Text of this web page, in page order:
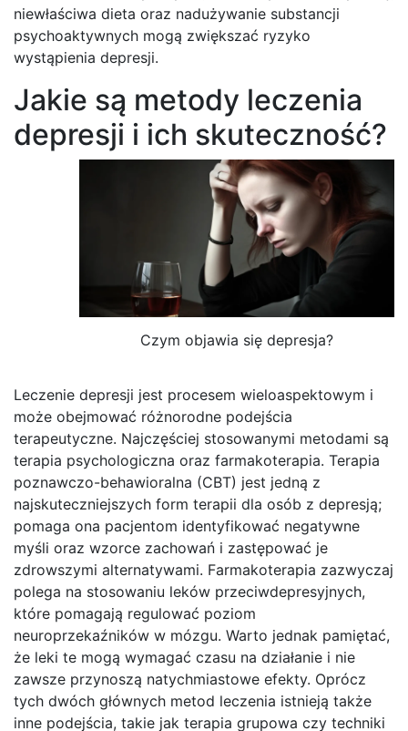
niewłaściwa dieta oraz nadużywanie substancji
psychoaktywnych mogą zwiększać ryzyko
wystąpienia depresji.
Jakie są metody leczenia
depresji i ich skuteczność?
Czym objawia się depresja?
Leczenie depresji jest procesem wieloaspektowym i
może obejmować różnorodne podejścia
terapeutyczne. Najczęściej stosowanymi metodami są
terapia psychologiczna oraz farmakoterapia. Terapia
poznawczo-behawioralna (CBT) jest jedną z
najskuteczniejszych form terapii dla osób z depresją;
pomaga ona pacjentom identyfikować negatywne
myśli oraz wzorce zachowań i zastępować je
zdrowszymi alternatywami. Farmakoterapia zazwyczaj
polega na stosowaniu leków przeciwdepresyjnych,
które pomagają regulować poziom
neuroprzekaźników w mózgu. Warto jednak pamiętać,
że leki te mogą wymagać czasu na działanie i nie
zawsze przynoszą natychmiastowe efekty. Oprócz
tych dwóch głównych metod leczenia istnieją także
inne podejścia, takie jak terapia grupowa czy techniki